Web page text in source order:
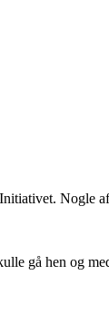
Nogle
gå hen og